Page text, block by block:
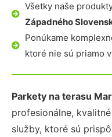
Všetky naše
Západného
Ponúkame
ktoré nie sú priamo
Parkety na terasu
profesionálne,
služby, ktoré sú